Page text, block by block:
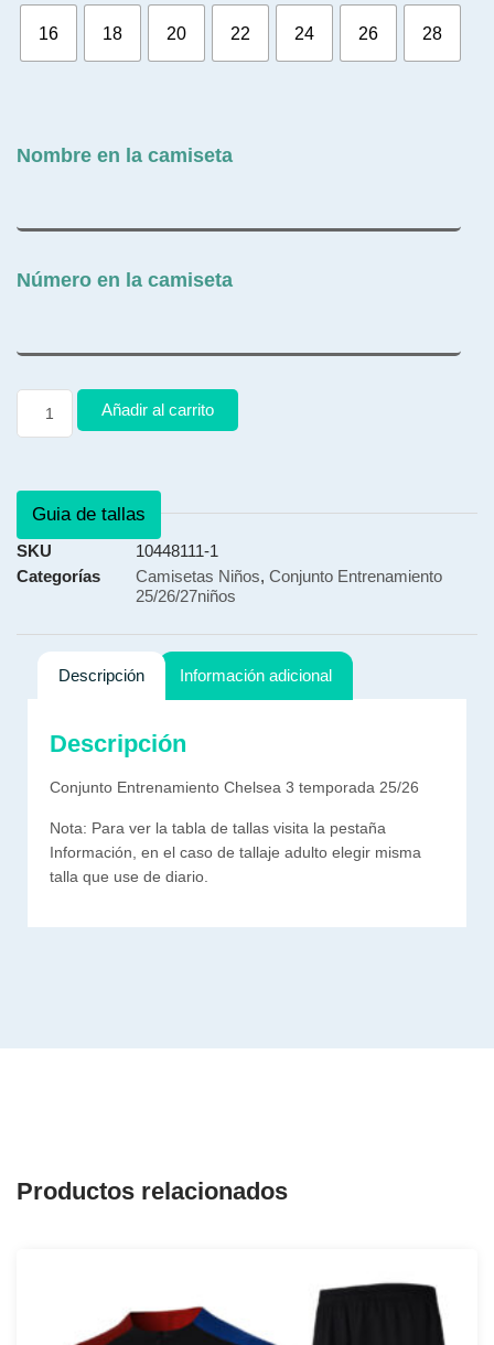
16 18 20 22 24 26 28
Nombre en la camiseta
Número en la camiseta
Añadir al carrito
Guia de tallas
SKU
10448111-1
Categorías
Camisetas Niños, Conjunto Entrenamiento
25/26/27niños
Descripción Información adicional
Descripción
Conjunto Entrenamiento Chelsea 3 temporada 25/26
Nota: Para ver la tabla de tallas visita la pestaña
Información, en el caso de tallaje adulto elegir misma
talla que use de diario.
Productos relacionados